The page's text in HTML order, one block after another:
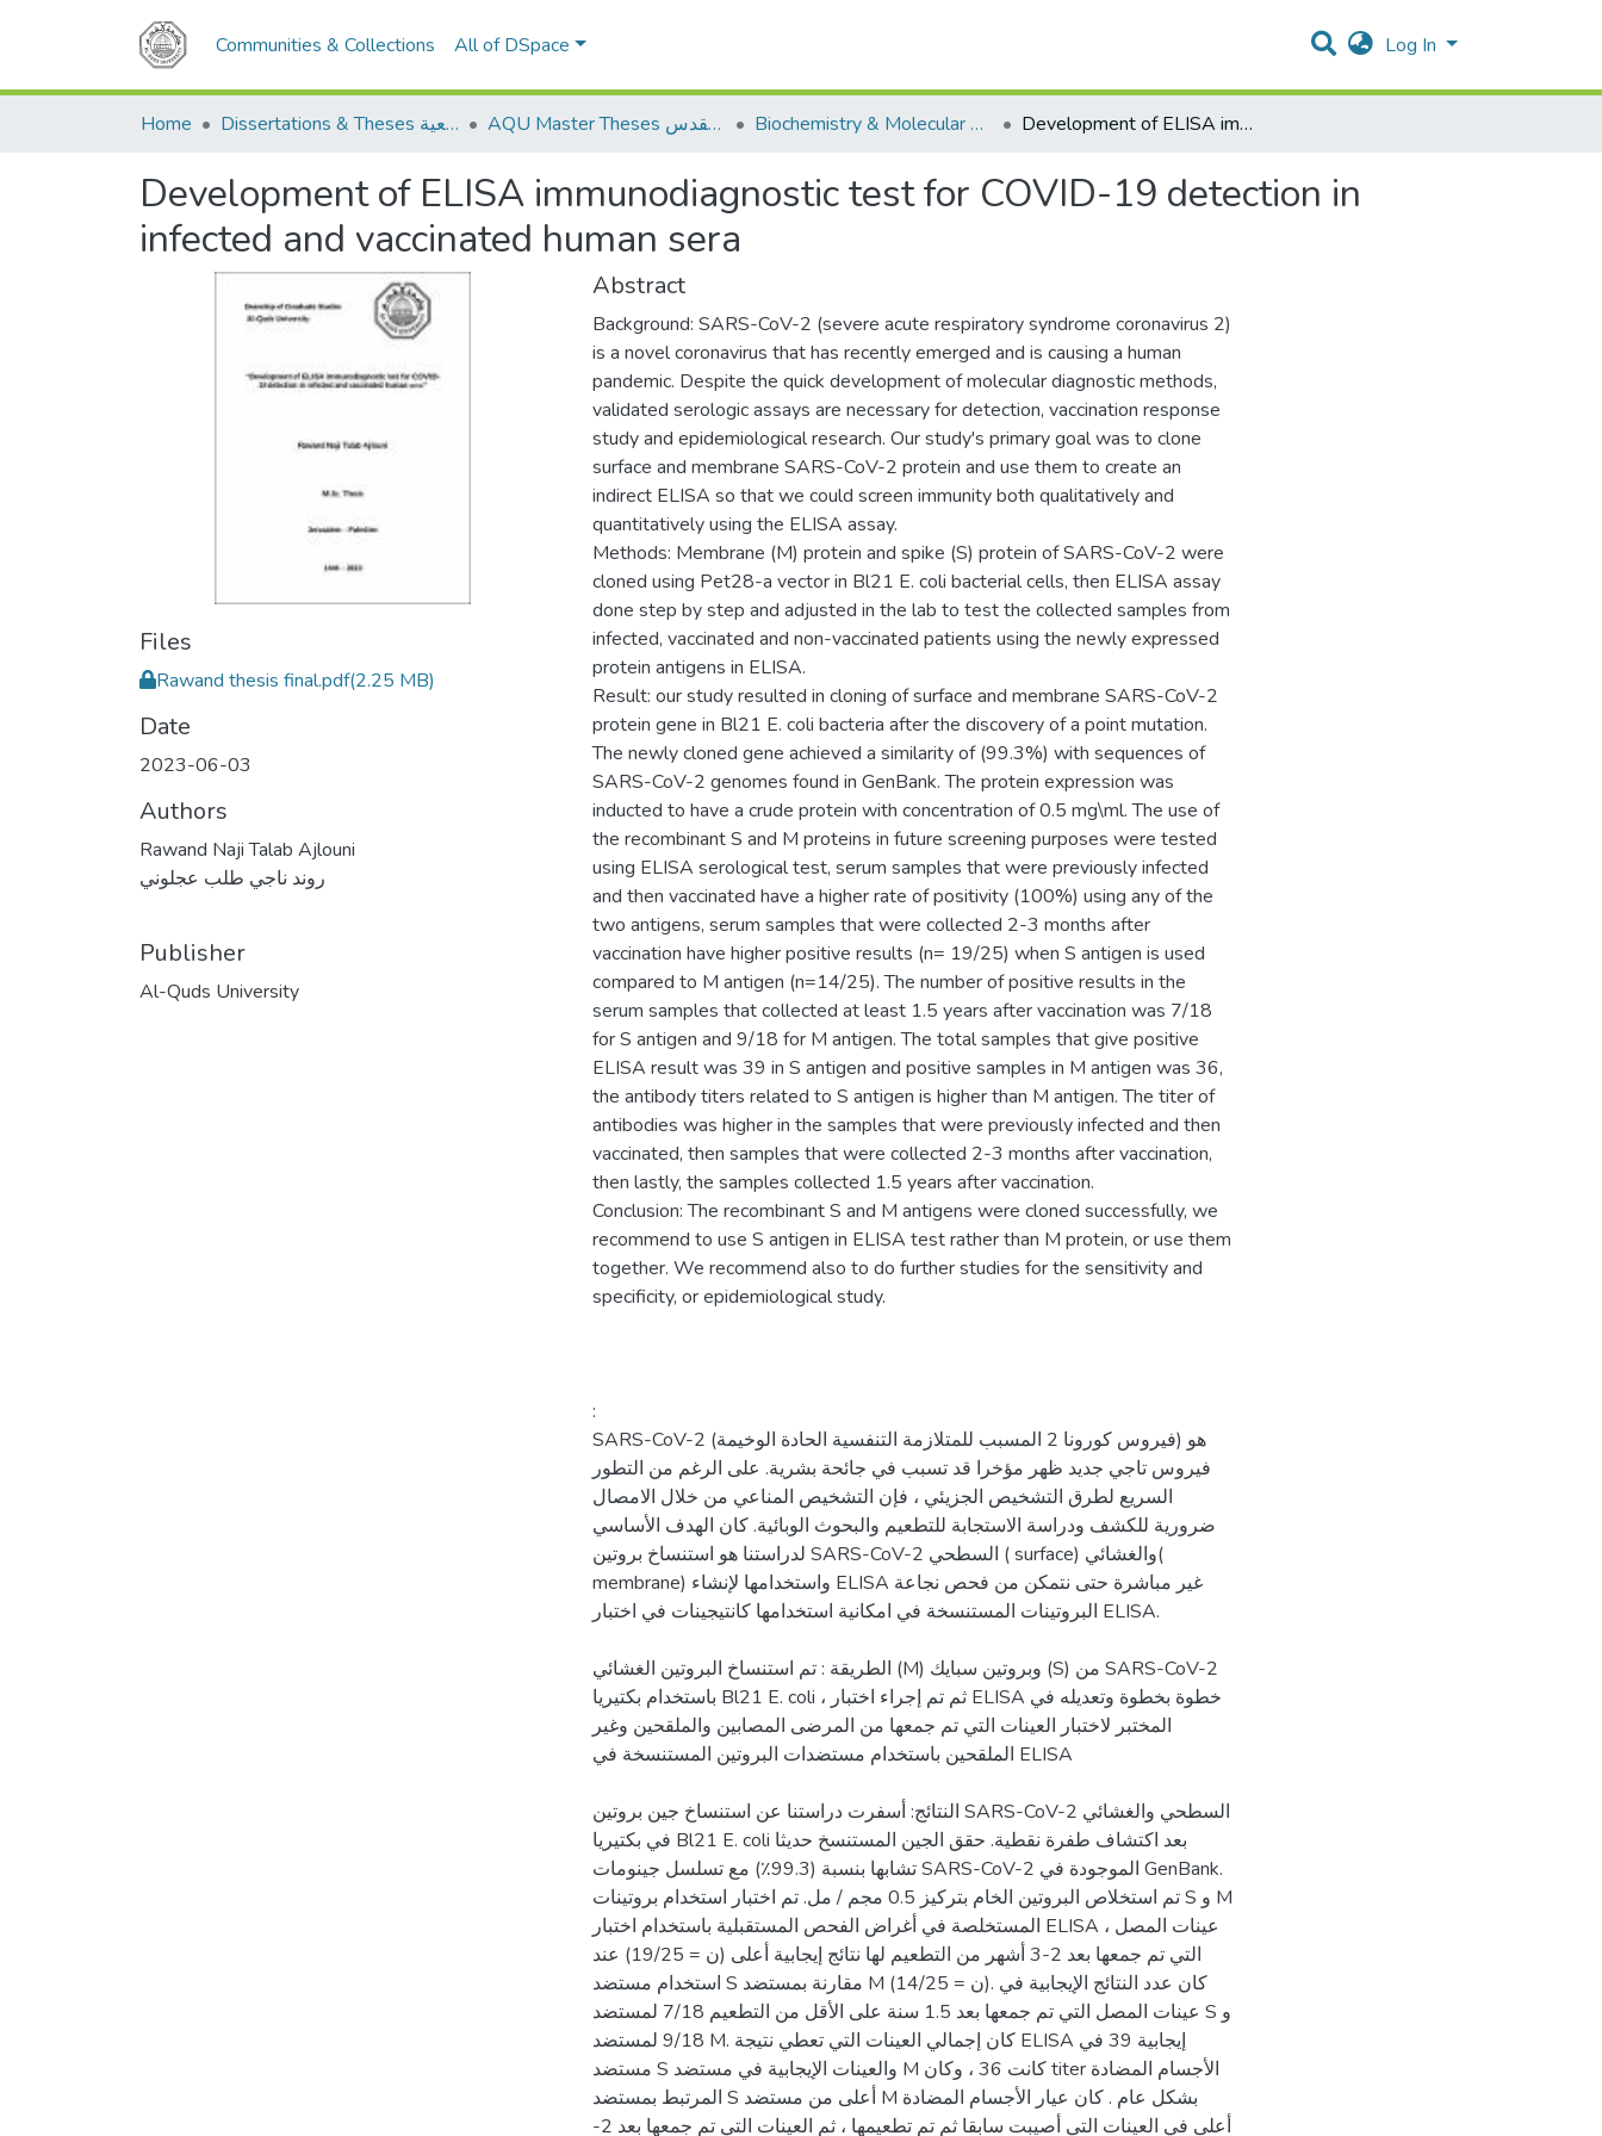
Communities & Collections All of DSpace Log In
Home Dissertations & Theses الرسائل الجامعية AQU Master Theses الرسائل الجامعية الخاصة بجامعة القدس Biochemistry & Molecular Biology الكيمياء الحيوية والأحياء الجزيئية Development of ELISA immunodiagnostic test for COVID-19 detection in infected and vaccinated human sera
Development of ELISA immunodiagnostic test for COVID-19 detection in
infected and vaccinated human sera
Files
Rawand thesis final.pdf(2.25 MB)
Date
2023-06-03
Authors
Rawand Naji Talab Ajlouni
روند ناجي طلب عجلوني
Publisher
Al-Quds University
Abstract
Background: SARS-CoV-2 (severe acute respiratory syndrome coronavirus 2)
is a novel coronavirus that has recently emerged and is causing a human
pandemic. Despite the quick development of molecular diagnostic methods,
validated serologic assays are necessary for detection, vaccination response
study and epidemiological research. Our study's primary goal was to clone
surface and membrane SARS-CoV-2 protein and use them to create an
indirect ELISA so that we could screen immunity both qualitatively and
quantitatively using the ELISA assay.
Methods: Membrane (M) protein and spike (S) protein of SARS-CoV-2 were
cloned using Pet28-a vector in Bl21 E. coli bacterial cells, then ELISA assay
done step by step and adjusted in the lab to test the collected samples from
infected, vaccinated and non-vaccinated patients using the newly expressed
protein antigens in ELISA.
Result: our study resulted in cloning of surface and membrane SARS-CoV-2
protein gene in Bl21 E. coli bacteria after the discovery of a point mutation.
The newly cloned gene achieved a similarity of (99.3%) with sequences of
SARS-CoV-2 genomes found in GenBank. The protein expression was
inducted to have a crude protein with concentration of 0.5 mg\ml. The use of
the recombinant S and M proteins in future screening purposes were tested
using ELISA serological test, serum samples that were previously infected
and then vaccinated have a higher rate of positivity (100%) using any of the
two antigens, serum samples that were collected 2-3 months after
vaccination have higher positive results (n= 19/25) when S antigen is used
compared to M antigen (n=14/25). The number of positive results in the
serum samples that collected at least 1.5 years after vaccination was 7/18
for S antigen and 9/18 for M antigen. The total samples that give positive
ELISA result was 39 in S antigen and positive samples in M antigen was 36,
the antibody titers related to S antigen is higher than M antigen. The titer of
antibodies was higher in the samples that were previously infected and then
vaccinated, then samples that were collected 2-3 months after vaccination,
then lastly, the samples collected 1.5 years after vaccination.
Conclusion: The recombinant S and M antigens were cloned successfully, we
recommend to use S antigen in ELISA test rather than M protein, or use them
together. We recommend also to do further studies for the sensitivity and
specificity, or epidemiological study.
:
SARS-CoV-2 (فيروس كورونا 2 المسبب للمتلازمة التنفسية الحادة الوخيمة) هو
فيروس تاجي جديد ظهر مؤخرا قد تسبب في جائحة بشرية. على الرغم من التطور
السريع لطرق التشخيص الجزيئي ، فإن التشخيص المناعي من خلال الامصال
ضرورية للكشف ودراسة الاستجابة للتطعيم والبحوث الوبائية. كان الهدف الأساسي
لدراستنا هو استنساخ بروتين SARS-CoV-2 السطحي ( surface) والغشائي(
membrane) واستخدامها لإنشاء ELISA غير مباشرة حتى نتمكن من فحص نجاعة
البروتينات المستنسخة في امكانية استخدامها كانتيجينات في اختبار ELISA.
الطريقة : تم استنساخ البروتين الغشائي (M) وبروتين سبايك (S) من SARS-CoV-2
باستخدام بكتيريا Bl21 E. coli ، ثم تم إجراء اختبار ELISA خطوة بخطوة وتعديله في
المختبر لاختبار العينات التي تم جمعها من المرضى المصابين والملقحين وغير
الملقحين باستخدام مستضدات البروتين المستنسخة في ELISA
النتائج: أسفرت دراستنا عن استنساخ جين بروتين SARS-CoV-2 السطحي والغشائي
في بكتيريا Bl21 E. coli بعد اكتشاف طفرة نقطية. حقق الجين المستنسخ حديثا
تشابها بنسبة (99.3٪) مع تسلسل جينومات SARS-CoV-2 الموجودة في GenBank.
تم استخلاص البروتين الخام بتركيز 0.5 مجم / مل. تم اختبار استخدام بروتينات S و M
المستخلصة في أغراض الفحص المستقبلية باستخدام اختبار ELISA ، عينات المصل
التي تم جمعها بعد 2-3 أشهر من التطعيم لها نتائج إيجابية أعلى (ن = 19/25) عند
استخدام مستضد S مقارنة بمستضد M (ن = 14/25). كان عدد النتائج الإيجابية في
عينات المصل التي تم جمعها بعد 1.5 سنة على الأقل من التطعيم 7/18 لمستضد S و
9/18 لمستضد M. كان إجمالي العينات التي تعطي نتيجة ELISA إيجابية 39 في
مستضد S والعينات الإيجابية في مستضد M كانت 36 ، وكان titer الأجسام المضادة
المرتبط بمستضد S أعلى من مستضد M بشكل عام . كان عيار الأجسام المضادة
أعلى في العينات التي أصيبت سابقا ثم تم تطعيمها ، ثم العينات التي تم جمعها بعد 2-